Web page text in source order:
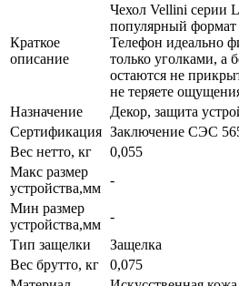
Краткое
описание
Чехол Vellini серии
популярный формат
Телефон идеально
только уголками, а
остаются не
не теряете
Назначение
Декор, защита
Сертификация Заключение СЭС
Вес нетто, кг
0,055
Макс размер
устройства,мм
-
Мин размер
устройства,мм
-
Тип защелки
Защелка
Вес брутто, кг
0,075